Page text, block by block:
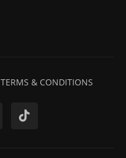
TERMS & CONDITIONS